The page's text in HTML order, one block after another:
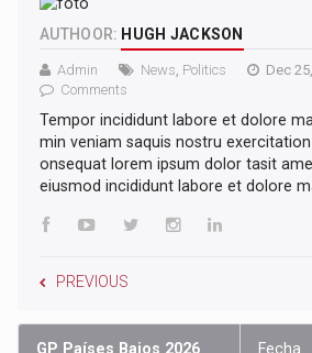
AUTHOOR: HUGH JACKSON
Admin News Politics
Dec
Comments
Tempor incididunt labore et dolore
min veniam saquis nostru
onsequat lorem ipsum dolor tasit
eiusmod incididunt labore et dolore
PREVIOUS
GP Países Bajos 2026 Fecha